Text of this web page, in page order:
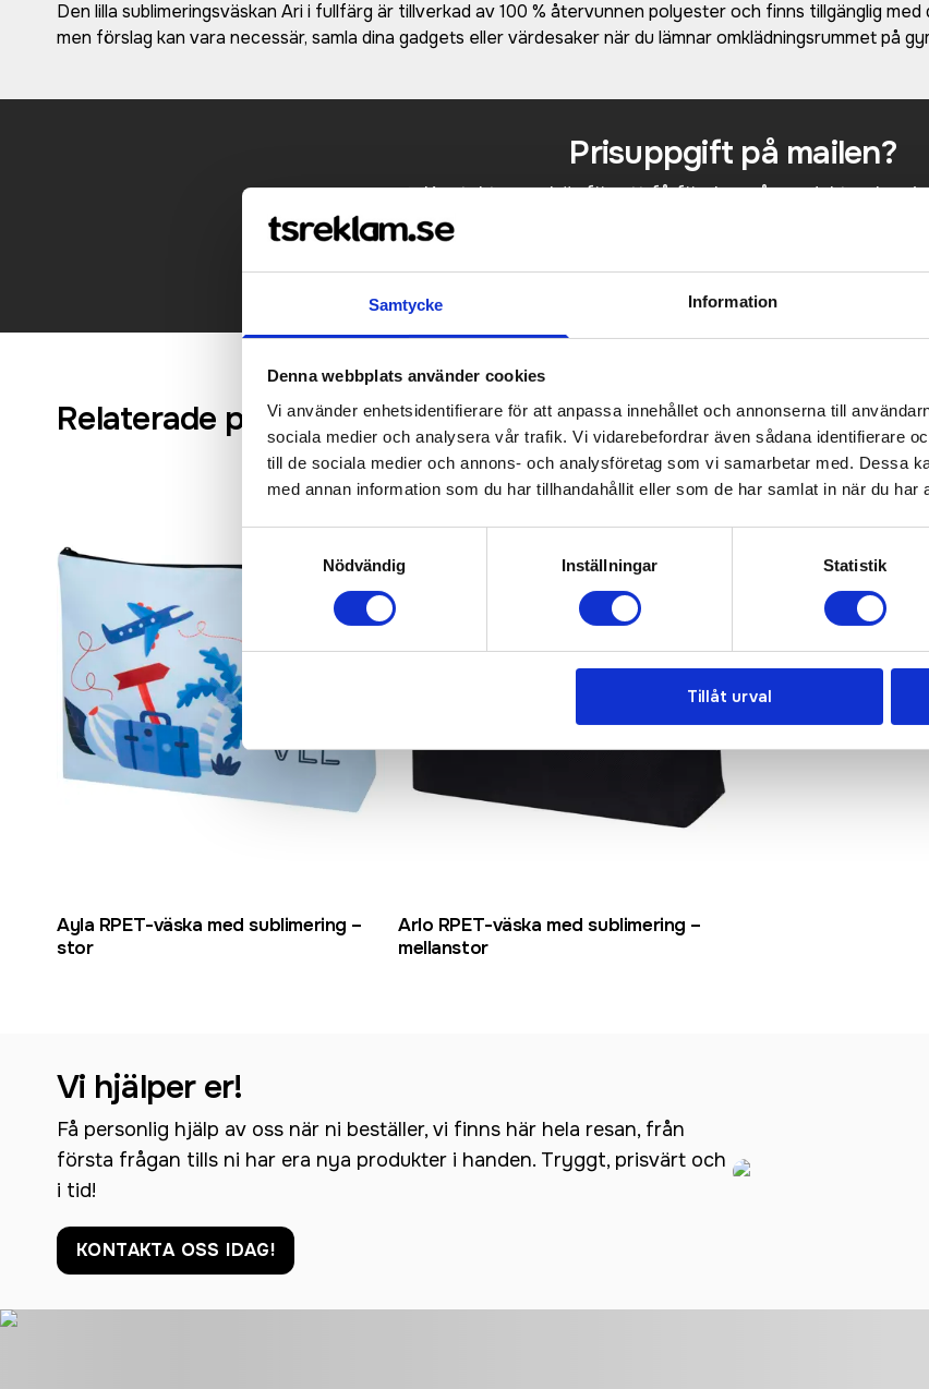
Samtycke Information
Denna webbplats använder cookies
Vi använder enhetsidentifierare för att anpassa innehållet och annonserna till
sociala medier och analysera vår trafik. Vi vidarebefordrar även sådana identifierare
till de sociala medier och annons- och analysföretag som vi samarbetar med. Dessa
med annan information som du har tillhandahållit eller som de har samlat in när du har
Nödvändig
Inställningar Statistik
Tillåt urval
Den lilla sublimeringsväskan Ari i fullfärg är tillverkad av 100 % återvunnen polyester och finns tillgänglig
men förslag kan vara necessär, samla dina gadgets eller värdesaker när du lämnar omklädningsrummet på
Prisuppgift på mailen?
Kontakta oss här för att få förslag på produkt och pris
KONTAKTA OSS
Relaterade produkter
Ayla RPET-väska med sublimering –
stor
Arlo RPET-väska med sublimering –
mellanstor
Vi hjälper er!
Få personlig hjälp av oss när ni beställer, vi finns här hela resan, från
första frågan tills ni har era nya produkter i handen. Tryggt, prisvärt och
i tid!
KONTAKTA OSS IDAG!